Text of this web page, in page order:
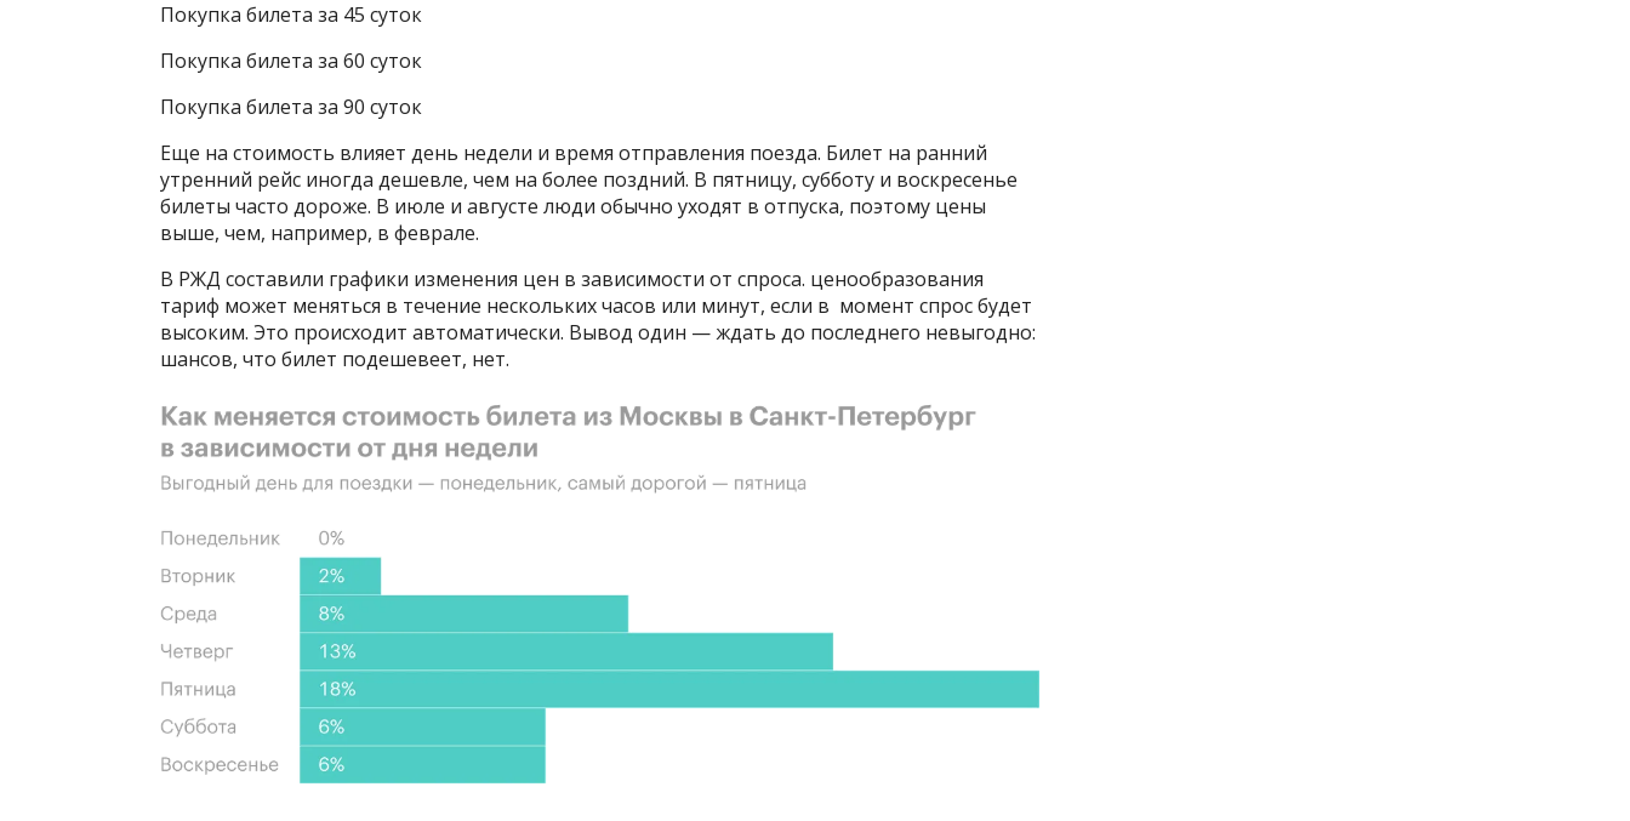
Покупка билета за 45 суток
Покупка билета за 60 суток
Покупка билета за 90 суток
Еще на стоимость влияет день недели и время отправления поезда. Билет на ранний
утренний рейс иногда дешевле, чем на более поздний. В пятницу, субботу и воскресенье
билеты часто дороже. В июле и августе люди обычно уходят в отпуска, поэтому цены
выше, чем, например, в феврале.
В РЖД составили графики изменения цен в зависимости от спроса. ценообразования
тариф может меняться в течение нескольких часов или минут, если в момент спрос будет
высоким. Это происходит автоматически. Вывод один — ждать до последнего невыгодно:
шансов, что билет подешевеет, нет.